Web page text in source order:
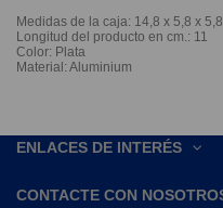
Medidas de la caja: 14,8 x 5,8 x 5,8
Longitud del producto en cm.: 11
Color: Plata
Material: Aluminium
ENLACES DE INTERÉS
CONTACTE CON